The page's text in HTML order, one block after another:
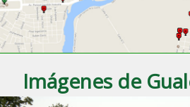
Imágenes de